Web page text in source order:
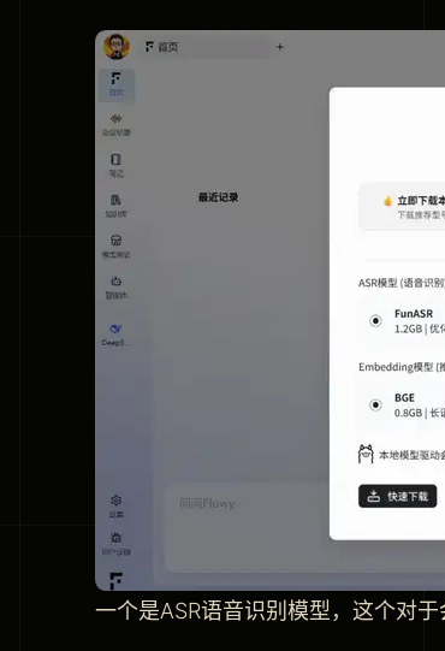
一个是ASR语音识别模型，这个对